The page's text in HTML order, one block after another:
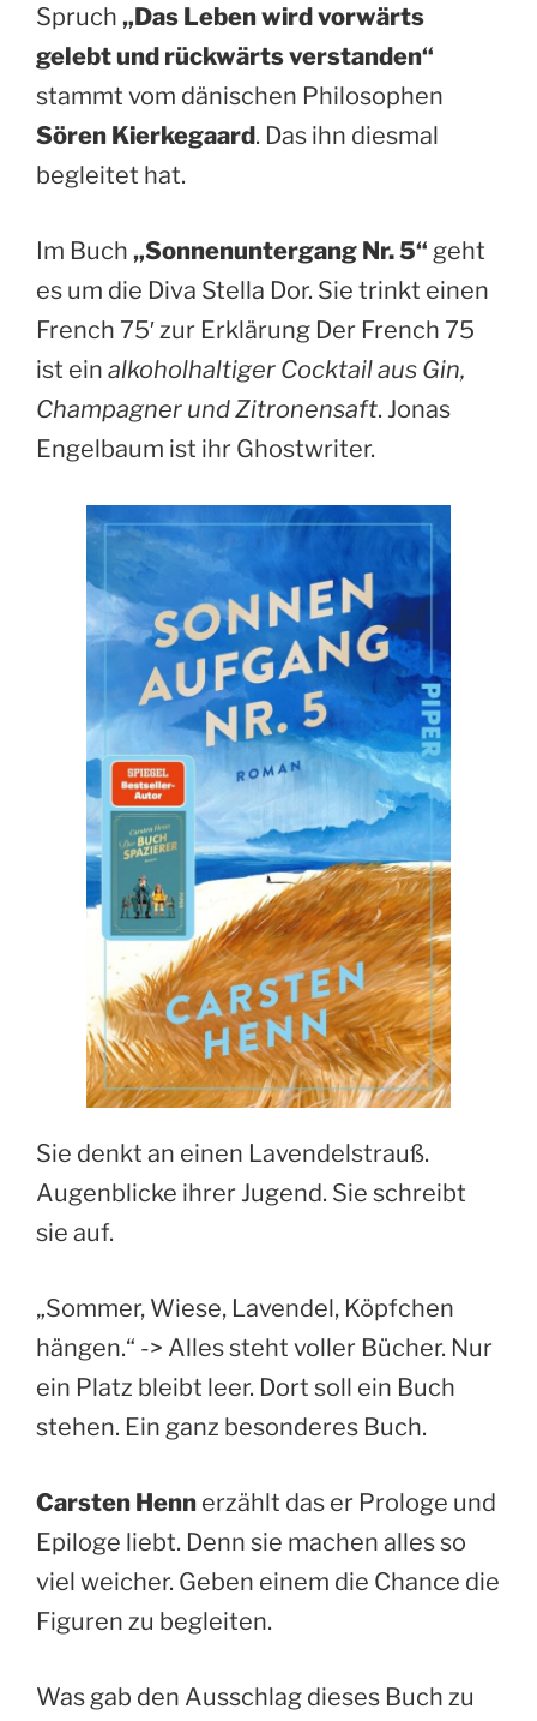
Spruch „Das Leben wird vorwärts
gelebt und rückwärts verstanden“
stammt vom dänischen Philosophen
Sören Kierkegaard. Das ihn diesmal
begleitet hat.
Im Buch „Sonnenuntergang Nr. 5“ geht
es um die Diva Stella Dor. Sie trinkt einen
French 75′ zur Erklärung Der French 75
ist ein alkoholhaltiger Cocktail aus Gin,
Champagner und Zitronensaft. Jonas
Engelbaum ist ihr Ghostwriter.
Sie denkt an einen Lavendelstrauß.
Augenblicke ihrer Jugend. Sie schreibt
sie auf.
„Sommer, Wiese, Lavendel, Köpfchen
hängen.“ -> Alles steht voller Bücher. Nur
ein Platz bleibt leer. Dort soll ein Buch
stehen. Ein ganz besonderes Buch.
Carsten Henn erzählt das er Prologe und
Epiloge liebt. Denn sie machen alles so
viel weicher. Geben einem die Chance die
Figuren zu begleiten.
Was gab den Ausschlag dieses Buch zu